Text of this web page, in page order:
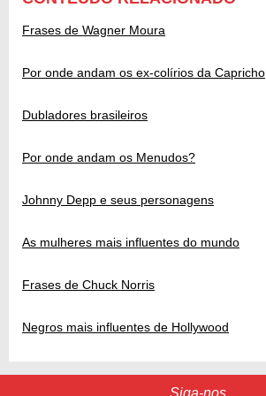
Frases de Wagner Moura
Por onde andam os ex-colírios da Capricho
Dubladores brasileiros
Por onde andam os Menudos?
Johnny Depp e seus personagens
As mulheres mais influentes do mundo
Frases de Chuck Norris
Negros mais influentes de Hollywood
Siga-nos